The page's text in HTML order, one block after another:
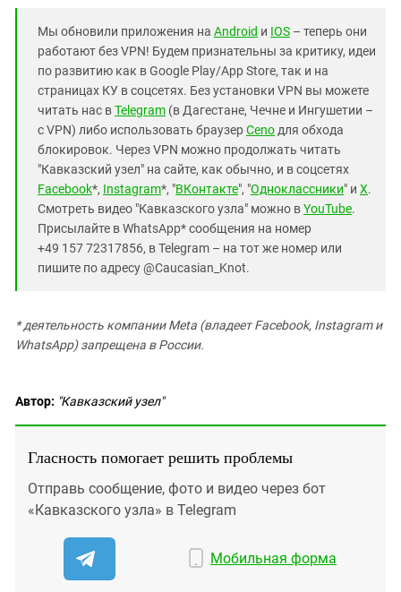
Мы обновили приложения на Android и IOS – теперь они
работают без VPN! Будем признательны за критику, идеи
по развитию как в Google Play/App Store, так и на
страницах КУ в соцсетях. Без установки VPN вы можете
читать нас вTelegram (в Дагестане, Чечне и Ингушетии –
с VPN) либо использовать браузерCeno для обхода
блокировок. Через VPN можно продолжать читать
"Кавказский узел" на сайте, как обычно, и в соцсетях
Facebook*, Instagram*, "ВКонтакте", "Одноклассники" и X.
Смотреть видео "Кавказского узла" можно вYouTube.
Присылайте в WhatsApp* сообщения на номер
+49 157 72317856, в Telegram – на тот же номер или
пишите по адресу @Caucasian_Knot.
* деятельность компании Meta (владеет Facebook, Instagram и
WhatsApp) запрещена в России.
Автор: "Кавказский узел"
Гласность помогает решить проблемы
Отправь сообщение, фото и видео через бот
«Кавказского узла» в Telegram
Мобильная форма